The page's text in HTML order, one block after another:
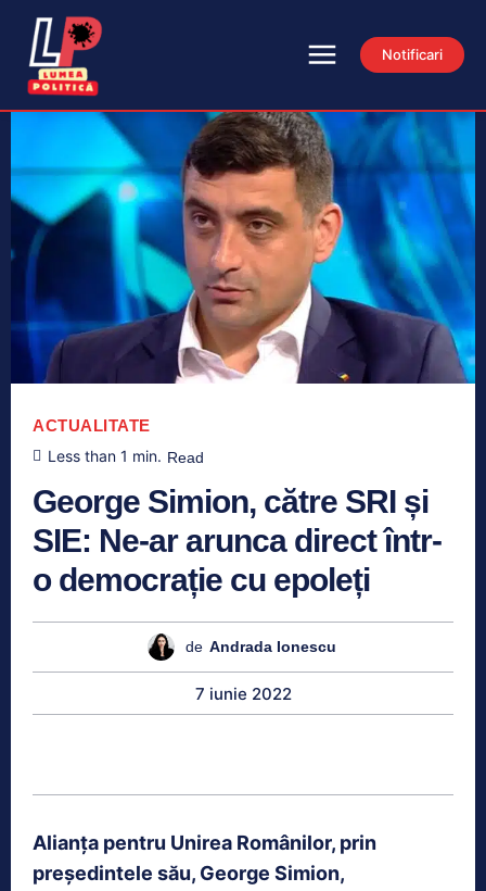
Notificari
ACTUALITATE
Less than 1 min. Read
George Simion, către SRI și
SIE: Ne-ar arunca direct într-
o democrație cu epoleți
de Andrada Ionescu
7 iunie 2022
Alianța pentru Unirea Românilor, prin
președintele său, George Simion,